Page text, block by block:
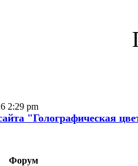
2:29 pm
"Голографическая
Форум